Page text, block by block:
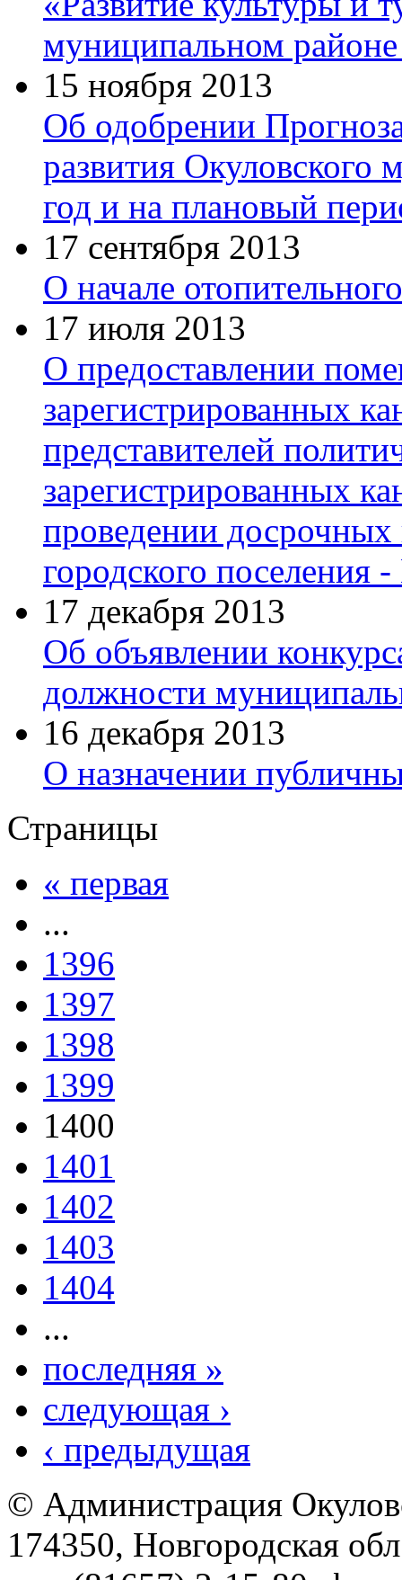
муниципальном
15 ноября 2013
Об одобрении
развития Окуловского
год и на плановый
17 сентября 2013
О начале
17 июля 2013
О предоставлении
зарегистрированных
представителей
зарегистрированных
проведении
городского поселения
17 декабря 2013
Об объявлении
должности
16 декабря 2013
О назначении
Страницы
« первая
...
1396
1397
1398
1399
1400
1401
1402
1403
1404
...
последняя »
следующая ›
‹ предыдущая
© Администрация
174350, Новгородская